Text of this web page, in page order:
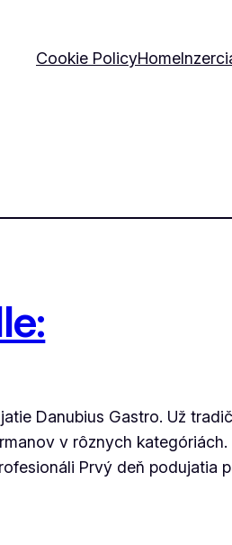
Cookie PolicyHome
Danubius Gastro. Už
v rôznych
Prvý deň podujatia